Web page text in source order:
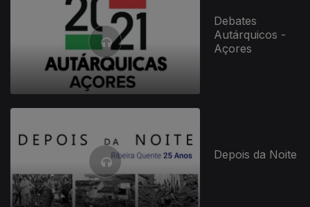
Debates
Autárquicos -
Açores
Depois da Noite